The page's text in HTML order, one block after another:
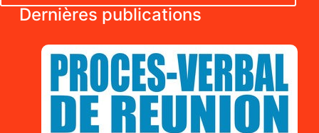
Dernières publications